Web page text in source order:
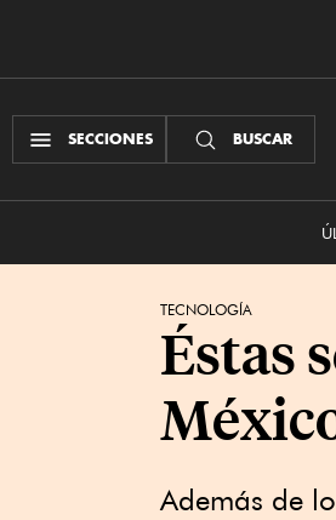
SECCIONES BUSCAR
TECNOLOGÍA
Éstas
Además de